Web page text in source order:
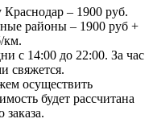
– 1900 руб.
районы – 1900 руб +
км.
с 14:00 до 22:00. За час
свяжется.
осуществить
будет рассчитана
заказа.